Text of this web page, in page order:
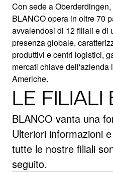
BLANCO
MONDO
Radici tedesche –
Con sede a
BLANCO opera in oltre 70
avvalendosi di 12 filiali e di
presenza globale,
produttivi e centri logistici,
mercati chiave dell'azienda
Americhe.
LE FILIALI
BLANCO vanta una
Ulteriori informazioni
tutte le nostre filiali
seguito.